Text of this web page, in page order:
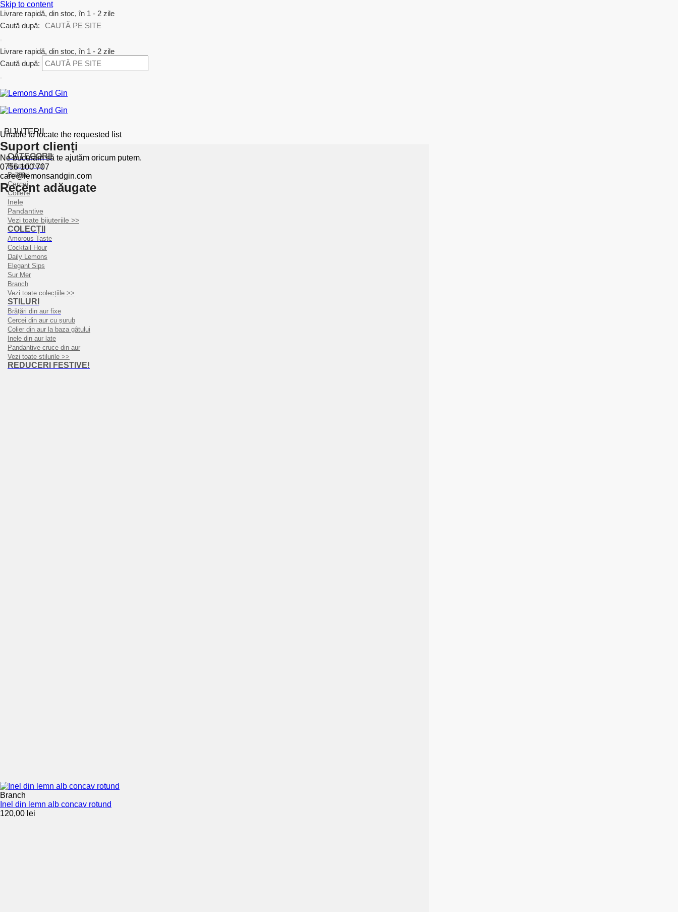
Skip to content
Livrare rapidă, din stoc, în 1 - 2 zile
Caută după:
Livrare rapidă, din stoc, în 1 - 2 zile
Caută după:
BIJUTERII
CATEGORII
Bijuterii Noi
Brățări
Cercei
Coliere
Inele
Pandantive
Vezi toate bijuteriile >>
COLECȚII
Amorous Taste
Cocktail Hour
Daily Lemons
Elegant Sips
Sur Mer
Branch
Vezi toate colecțiile >>
STILURI
Brățări din aur fixe
Cercei din aur cu șurub
Colier din aur la baza gâtului
Inele din aur late
Pandantive cruce din aur
Vezi toate stilurile >>
REDUCERI FESTIVE!
Unable to locate the requested list
Suport clienți
Ne bucurăm să te ajutăm oricum putem.
0756 100 707
care@lemonsandgin.com
Recent adăugate
Branch
Inel din lemn alb concav rotund
120,00 lei